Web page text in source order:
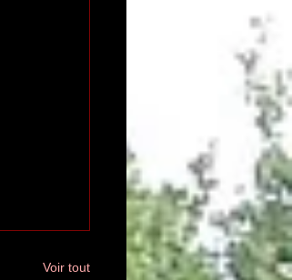
Voir tout